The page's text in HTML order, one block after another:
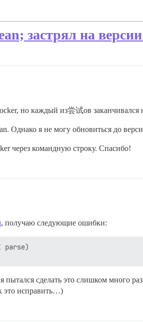
застрял на
но каждый из尝试ов
Однако я не могу обновиться до
через командную строку. Спасибо!
, получаю следующие ошибки:
сделать это слишком много
это исправить…)